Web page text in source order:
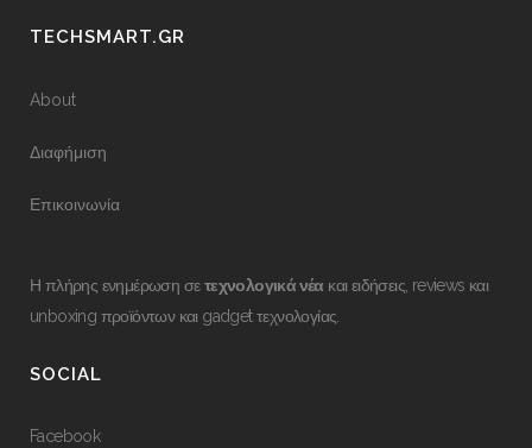
TECHSMART.GR
About
Διαφήμιση
Επικοινωνία
Η πλήρης ενημέρωση σετεχνολογικά νέα και ειδήσεις, reviews και
unboxing προϊόντων και gadget τεχνολογίας.
SOCIAL
Facebook